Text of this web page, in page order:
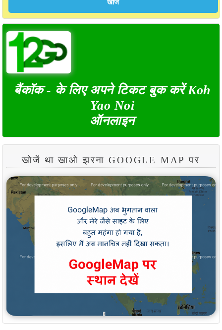
बैंकॉक - के लिए अपने टिकट बुक करें Koh
Yao Noi
ऑनलाइन
खोजें था खाओ झरना GOOGLE MAP पर